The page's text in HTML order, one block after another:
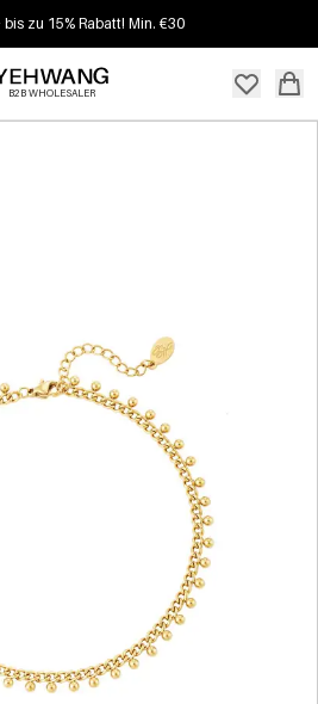
zu 15% Rabatt! Min. €30
B2B WHOLESALER